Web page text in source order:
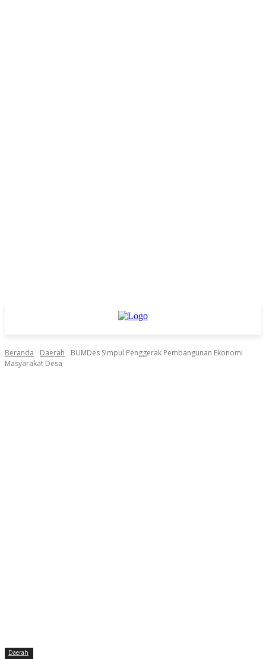
Beranda Daerah
BUMDes Simpul Penggerak Pembangunan Ekonomi
Masyarakat Desa
Daerah